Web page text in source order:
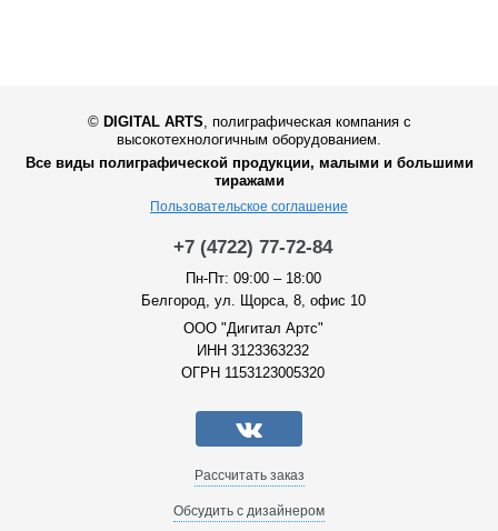
© DIGITAL ARTS
полиграфическая компания с
высокотехнологичным оборудованием.
Все виды полиграфической продукции, малыми и большими
тиражами
Пользовательское соглашение
+7 (4722) 77-72-84
Пн-Пт: 09:00 – 18:00
Белгород, ул. Щорса, 8, офис 10
ООО "Дигитал Артс"
ИНН 3123363232
ОГРН 1153123005320
Рассчитать заказ
Обсудить с дизайнером